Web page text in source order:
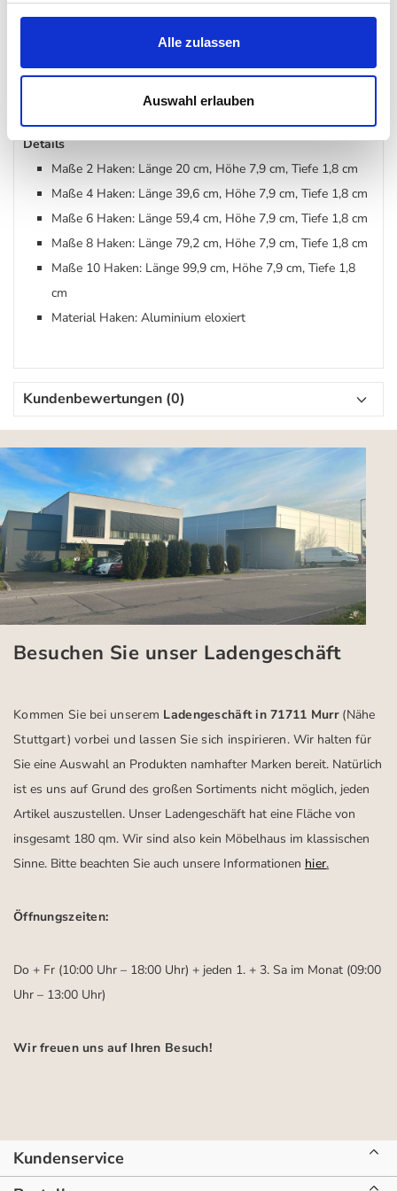
Alle zulassen
Auswahl erlauben
Jahreszeichnung des Massivholzes erkennen: Buche, Kirsche,
Mahagoni, Eiche, Walnuss, Birke, Ahorn und Teak. In den LoCa
Produkten sind Technik, Funktionalität und Qualität mit Design
und solidem Handwerk vereint. Schlicht und schön.
Details
Maße 2 Haken: Länge 20 cm, Höhe 7,9 cm, Tiefe 1,8 cm
Maße 4 Haken: Länge 39,6 cm, Höhe 7,9 cm, Tiefe 1,8 cm
Maße 6 Haken: Länge 59,4 cm, Höhe 7,9 cm, Tiefe 1,8 cm
Maße 8 Haken: Länge 79,2 cm, Höhe 7,9 cm, Tiefe 1,8 cm
Maße 10 Haken: Länge 99,9 cm, Höhe 7,9 cm, Tiefe 1,8
cm
Material Haken: Aluminium eloxiert
Kundenbewertungen (0)
Besuchen Sie unser Ladengeschäft
Kommen Sie bei unserem Ladengeschäft in 71711 Murr (Nähe
Stuttgart) vorbei und lassen Sie sich inspirieren.Wir halten für
Sie eine Auswahl an Produkten namhafter Marken bereit. Natürlich
ist es uns auf Grund des großen Sortiments nicht möglich, jeden
Artikel auszustellen. Unser Ladengeschäft hat eine Fläche von
insgesamt 180 qm. Wir sind also kein Möbelhaus im klassischen
Sinne. Bitte beachten Sie auch unsere Informationen hier.
Öffnungszeiten:
Do + Fr (10:00 Uhr – 18:00 Uhr) + jeden 1. + 3. Sa im Monat (09:00
Uhr – 13:00 Uhr)
Wir freuen uns auf Ihren Besuch!
Kundenservice